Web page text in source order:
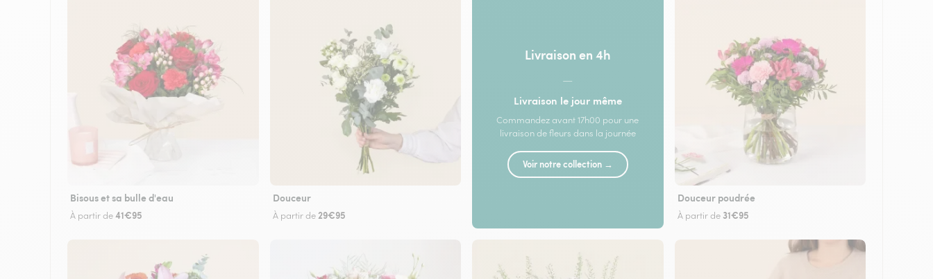
Bisous et sa bulle d'eau
À partir de41€95
Douceur
À partir de 29€95
Livraison en 4h
—
Livraison le jour même
Commandez avant 17h00 pour une
livraison de fleurs dans la journée
Voir notre collection →
Douceur poudrée
À partir de 31€95